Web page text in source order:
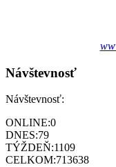
Návštevnosť
Návštevnosť:
ONLINE:0
DNES:79
TÝŽDEŇ:1109
CELKOM:713638